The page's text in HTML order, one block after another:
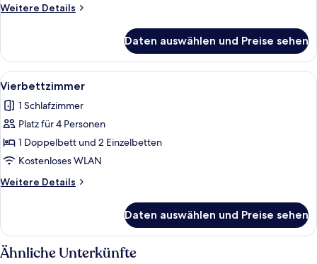
Weitere Details
Weitere
Daten auswählen und Preise sehen
Alle
Fotos
für
Vierbettzimmer
anzeigen
Ein Zimmer mit einem Bett, einem
6
Vierbettzimmer
1 Schlafzimmer
Platz für 4 Personen
1 Doppelbett und 2 Einzelbetten
Kostenloses WLAN
Weitere Details
Weitere
Daten auswählen und Preise sehen
Ähnliche Unterkünfte